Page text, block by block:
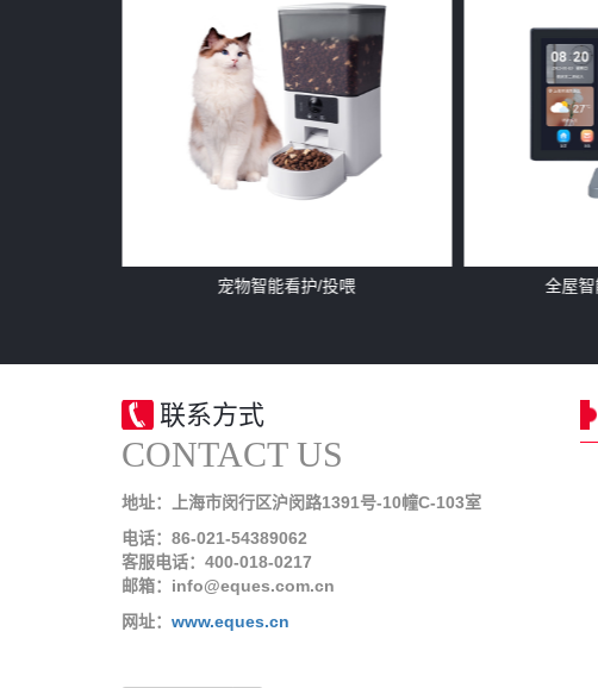
移康智能猫眼S31 移康
联系方式
CONTACT US
地址：上海市闵行区沪闵路1391号-10幢C-103室
电话：86-021-54389062
客服电话：400-018-0217
邮箱：info@eques.com.cn
网址： www.eques.cn